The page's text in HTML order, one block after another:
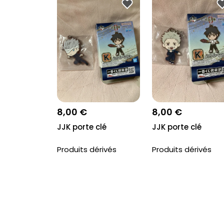
8,00 €
JJK porte clé
Produits dérivés
8,00 €
JJK porte clé
Produits dérivés